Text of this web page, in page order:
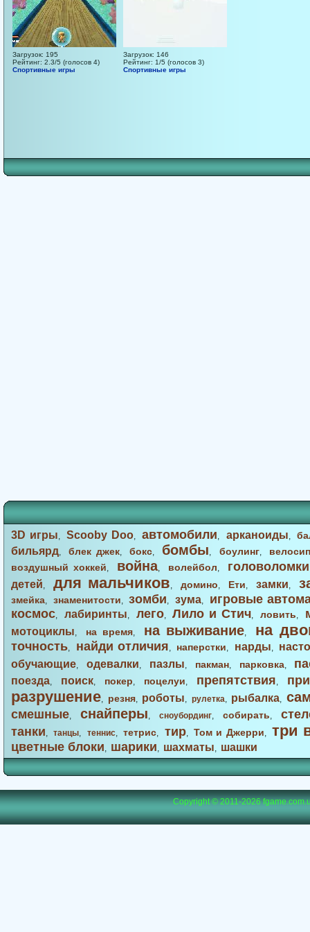
Загрузок: 195
Рейтинг: 2.3/5 (голосов 4)
Спортивные игры
Загрузок: 146
Рейтинг: 1/5 (голосов 3)
Спортивные игры
3D игры,Scooby Doo,автомобили, арканоиды,
бильярд,блек джек,бокс, бомбы, боулинг,
воздушный хоккей, война, волейбол, головоломки
детей, для мальчиков, домино, Ети, замки,
змейка, знаменитости,зомби, зума,
игровые
космос, лабиринты, лего,Лило и Стич,ловить,
мотоциклы, на время, на выживание, на
точность, найди отличия, наперстки, нарды,
обучающие, одевалки, пазлы, пакман, парковка,
поезда, поиск, покер, поцелуи, препятствия,
разрушение, резня, роботы, рулетка, рыбалка,
смешные, снайперы, сноубординг, собирать,
танки,танцы, теннис,тетрис, тир,Том и Джерри, три
цветные блоки, шарики, шахматы, шашки
Copyright © 2011-2026